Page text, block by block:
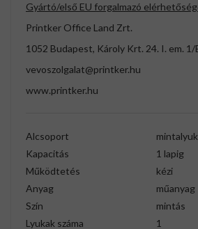
Gyártó/első EU forgalmazó
Printker Office Land Zrt.
1052 Budapest, Károly Krt. 24. I. em. 1/
vevoszolgalat@printker.hu
www.printker.hu
Alcsoport
Kapacitás
1 lapig
Működtetés
kézi
Anyag
műanyag
Szín
mintás
Lyukak száma
1